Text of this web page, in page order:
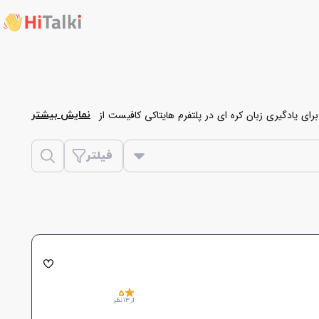
یادگیری زبان کره ای در پلتفرم هایتاکی کافیست از
نمایش بیشتر
فیلتر
5
از 13 نظر